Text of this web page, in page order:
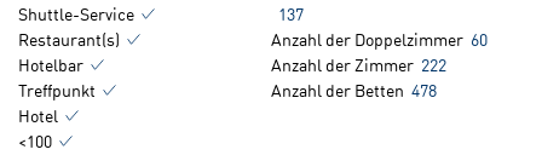
Shuttle-Service
Restaurant(s)
Hotelbar
Treffpunkt
Hotel
<100
137
Anzahl der Doppelzimmer 60
Anzahl der Zimmer 222
Anzahl der Betten 478